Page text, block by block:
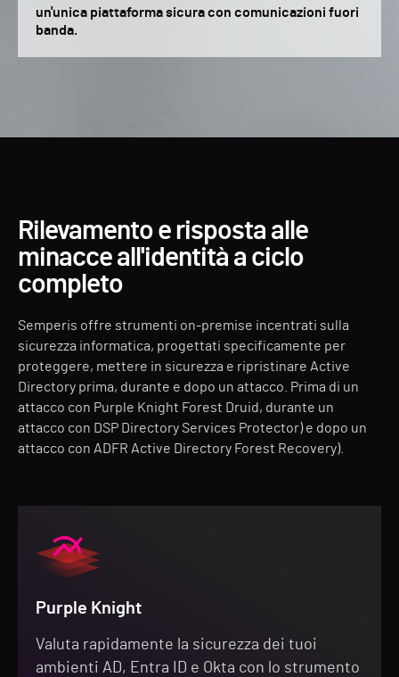
un'unica piattaforma sicura con comunicazioni fuori
banda.
Rilevamento e risposta alle
minacce all'identità a ciclo
completo
Semperis offre strumenti on-premise incentrati sulla
sicurezza informatica, progettati specificamente per
proteggere, mettere in sicurezza e ripristinare Active
Directory prima, durante e dopo un attacco. Prima di un
attacco con Purple Knight Forest Druid, durante un
attacco con DSP Directory Services Protector) e dopo un
attacco con ADFR Active Directory Forest Recovery).
Purple Knight
Valuta rapidamente la sicurezza dei tuoi
ambienti AD, Entra ID e Okta con lo strumento